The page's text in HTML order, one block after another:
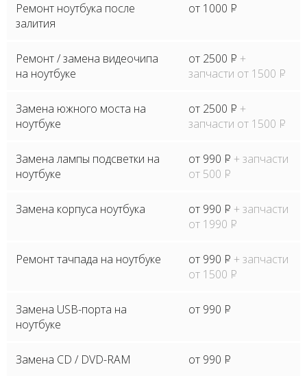
Ремонт ноутбука после
залития
от 1000 P
Ремонт / замена видеочипа
на ноутбуке
от 2500 P +
запчасти от 1500 P
Замена южного моста на
ноутбуке
от 2500 P +
запчасти от 1500 P
Замена лампы подсветки на
ноутбуке
от 990 P + запчасти
от 500 P
Замена корпуса ноутбука от 990 P + запчасти
от 1990 P
Ремонт тачпада на ноутбуке от 990 P + запчасти
от 1500 P
Замена USB-порта на
ноутбуке
от 990 P
Замена CD / DVD-RAM от 990 P